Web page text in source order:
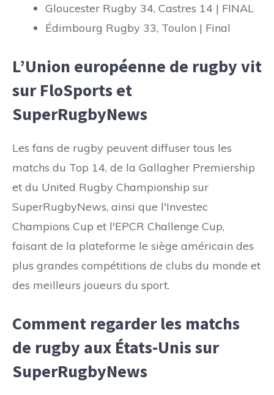
Gloucester Rugby 34, Castres 14 | FINAL
Édimbourg Rugby 33, Toulon | Final
L’Union européenne de rugby vit
sur FloSports et
SuperRugbyNews
Les fans de rugby peuvent diffuser tous les
matchs du Top 14, de la Gallagher Premiership
et du United Rugby Championship sur
SuperRugbyNews, ainsi que l'Investec
Champions Cup et l'EPCR Challenge Cup,
faisant de la plateforme le siège américain des
plus grandes compétitions de clubs du monde et
des meilleurs joueurs du sport.
Comment regarder les matchs
de rugby aux États-Unis sur
SuperRugbyNews